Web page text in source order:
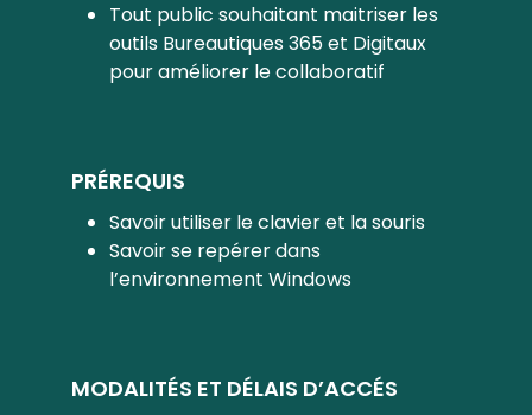
Tout public souhaitant maitriser les
outils Bureautiques 365 et Digitaux
pour améliorer le collaboratif
PRÉREQUIS
Savoir utiliser le clavier et la souris
Savoir se repérer dans
l’environnement Windows
MODALITÉS ET DÉLAIS D’ACCÉS